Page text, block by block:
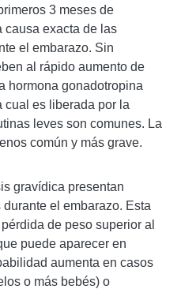
3 meses de
causa exacta de las
el embarazo. Sin
al rápido aumento de
hormona gonadotropina
cual es liberada por la
leves son comunes. La
común y más grave.
gravídica presentan
el embarazo. Esta
de peso superior al
puede aparecer en
aumenta en casos
o más bebés) o